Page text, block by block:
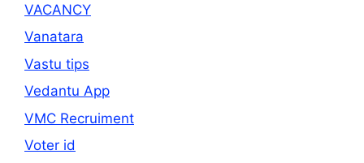
VACANCY
Vanatara
Vastu tips
Vedantu App
VMC Recruiment
Voter id